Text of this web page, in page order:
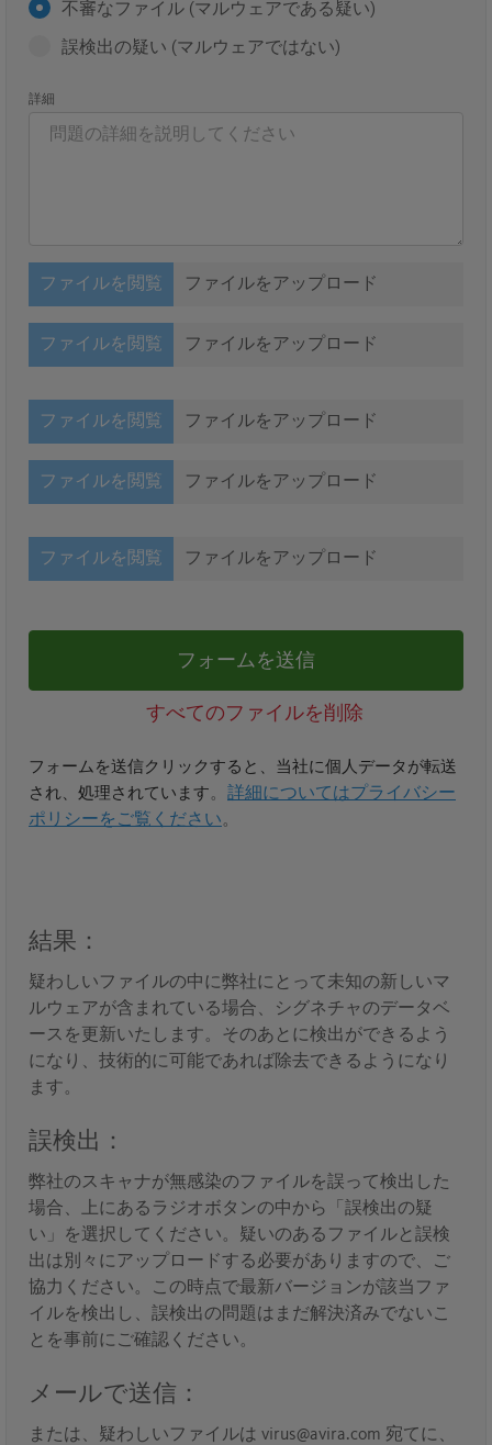
不審なファイル (マルウェアである疑い)
誤検出の疑い (マルウェアではない)
詳細
ファイルを閲覧 ファイルをアップロード
ファイルを閲覧 ファイルをアップロード
ファイルを閲覧 ファイルをアップロード
ファイルを閲覧 ファイルをアップロード
ファイルを閲覧 ファイルをアップロード
フォームを送信
すべてのファイルを削除
フォームを送信クリックすると、当社に個人データが転送
され、処理されています。 詳細についてはプライバシー
ポリシーをご覧ください。
結果：
疑わしいファイルの中に弊社にとって未知の新しいマ
ルウェアが含まれている場合、シグネチャのデータベ
ースを更新いたします。そのあとに検出ができるよう
になり、技術的に可能であれば除去できるようになり
ます。
誤検出：
弊社のスキャナが無感染のファイルを誤って検出した
場合、上にあるラジオボタンの中から「誤検出の疑
い」を選択してください。疑いのあるファイルと誤検
出は別々にアップロードする必要がありますので、ご
協力ください。この時点で最新バージョンが該当ファ
イルを検出し、誤検出の問題はまだ解決済みでないこ
とを事前にご確認ください。
メールで送信：
または、疑わしいファイルは virus@avira.com 宛てに、